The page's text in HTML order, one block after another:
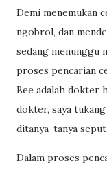
Demi menemukan
ngobrol, dan
sedang menunggu
proses pencarian
Bee adalah dokter
dokter, saya
ditanya-tanya
Dalam proses